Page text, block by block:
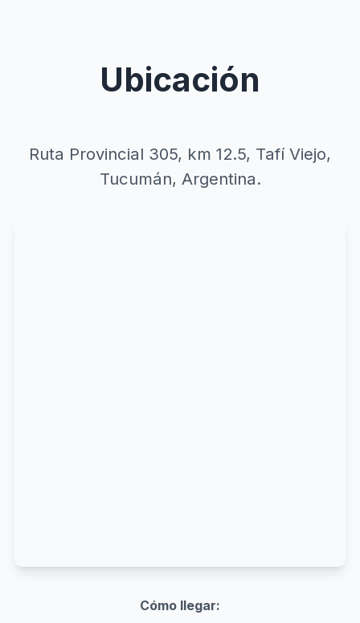
Ubicación
Ruta Provincial 305, km 12.5, Tafí Viejo,
Tucumán, Argentina.
Cómo llegar: